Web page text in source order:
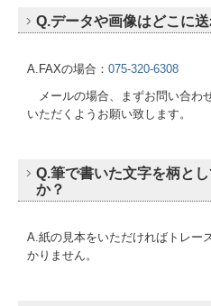
Q.データや画像はどこに
A.FAXの場合： 075-320-6308
メールの場合、まずお問い合わ
いただくようお願い致します。
Q.筆で書いた文字を柄と
か？
A.紙の見本をいただければトレー
かりません。